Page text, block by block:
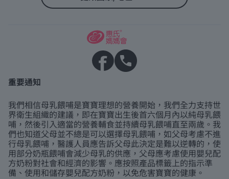
重要通知
我們相信母乳餵哺是寶寶理想的營養開始，我們全力支持世
界衛生組織的建議，即在寶寶出生後首六個月內以純母乳餵
哺，然後引入適當的營養輔食並持續母乳餵哺直至兩歲。我
們也知道父母並不總是可以選擇母乳餵哺，如父母考慮不進
行母乳餵哺，醫護人員應告訴父母此決定是難以逆轉的，使
用部分奶瓶餵哺會減少母乳的供應，父母應考慮使用嬰兒配
方奶粉對社會和經濟的影響。應按照產品標籤上的指示準
備、使用和儲存嬰兒配方奶粉，以免危害寶寶的健康。